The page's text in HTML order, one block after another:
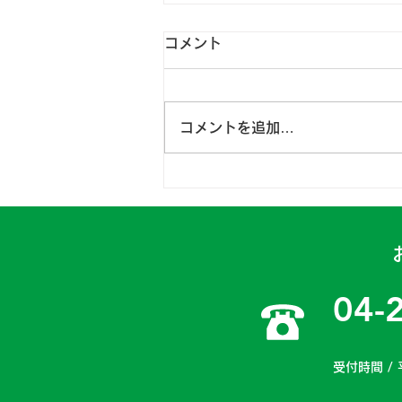
コメント
コメントを追加…
04-
受付時間